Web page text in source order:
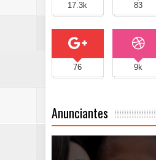
17.3k 83
76 9k
Anunciantes